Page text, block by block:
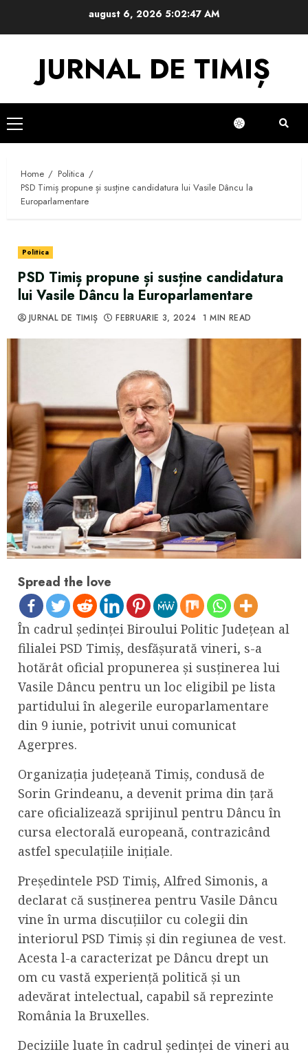
august 6, 2026 5:02:47 AM
JURNAL DE TIMIȘ
Primary
Menu
Home
Politica
PSD Timiș propune și susține candidatura lui Vasile Dâncu la
Europarlamentare
Politica
PSD Timiș propune și susține candidatura
lui Vasile Dâncu la Europarlamentare
JURNAL DE TIMIȘ FEBRUARIE 3, 2024 1 MIN READ
Spread the love
În cadrul ședinței Biroului Politic Județean al
filialei PSD Timiș, desfășurată vineri, s-a
hotărât oficial propunerea și susținerea lui
Vasile Dâncu pentru un loc eligibil pe lista
partidului în alegerile europarlamentare
din 9 iunie, potrivit unui comunicat
Agerpres.
Organizația județeană Timiș, condusă de
Sorin Grindeanu, a devenit prima din țară
care oficializează sprijinul pentru Dâncu în
cursa electorală europeană, contrazicând
astfel speculațiile inițiale.
Președintele PSD Timiș, Alfred Simonis, a
declarat că susținerea pentru Vasile Dâncu
vine în urma discuțiilor cu colegii din
interiorul PSD Timiș și din regiunea de vest.
Acesta l-a caracterizat pe Dâncu drept un
om cu vastă experiență politică și un
adevărat intelectual, capabil să reprezinte
România la Bruxelles.
Deciziile luate în cadrul ședinței de vineri au